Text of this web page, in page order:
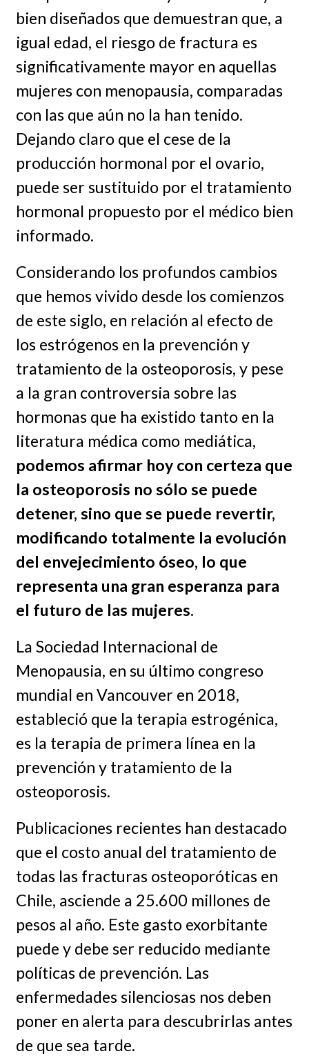
bien diseñados que demuestran que, a
igual edad, el riesgo de fractura es
significativamente mayor en aquellas
mujeres con menopausia, comparadas
con las que aún no la han tenido.
Dejando claro que el cese de la
producción hormonal por el ovario,
puede ser sustituido por el tratamiento
hormonal propuesto por el médico bien
informado.
Considerando los profundos cambios
que hemos vivido desde los comienzos
de este siglo, en relación al efecto de
los estrógenos en la prevención y
tratamiento de la osteoporosis, y pese
a la gran controversia sobre las
hormonas que ha existido tanto en la
literatura médica como mediática,
podemos afirmar hoy con certeza que
la osteoporosis no sólo se puede
detener, sino que se puede revertir,
modificando totalmente la evolución
del envejecimiento óseo, lo que
representa una gran esperanza para
el futuro de las mujeres.
La Sociedad Internacional de
Menopausia, en su último congreso
mundial en Vancouver en 2018,
estableció que la terapia estrogénica,
es la terapia de primera línea en la
prevención y tratamiento de la
osteoporosis.
Publicaciones recientes han destacado
que el costo anual del tratamiento de
todas las fracturas osteoporóticas en
Chile, asciende a 25.600 millones de
pesos al año. Este gasto exorbitante
puede y debe ser reducido mediante
políticas de prevención. Las
enfermedades silenciosas nos deben
poner en alerta para descubrirlas antes
de que sea tarde.